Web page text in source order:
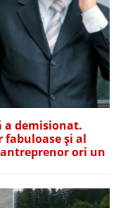
a demisionat.
fabuloase și al
ori un